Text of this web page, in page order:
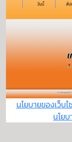
วันนี้ สัป
นโยบายของเว็บไ
นโย